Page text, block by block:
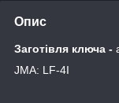
Опис
Заготівля ключа -
JMA: LF-4I